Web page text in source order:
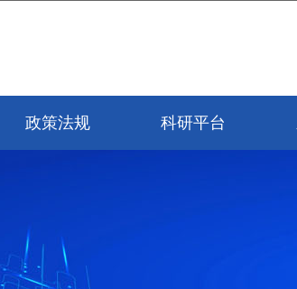
政策法规 科研平台